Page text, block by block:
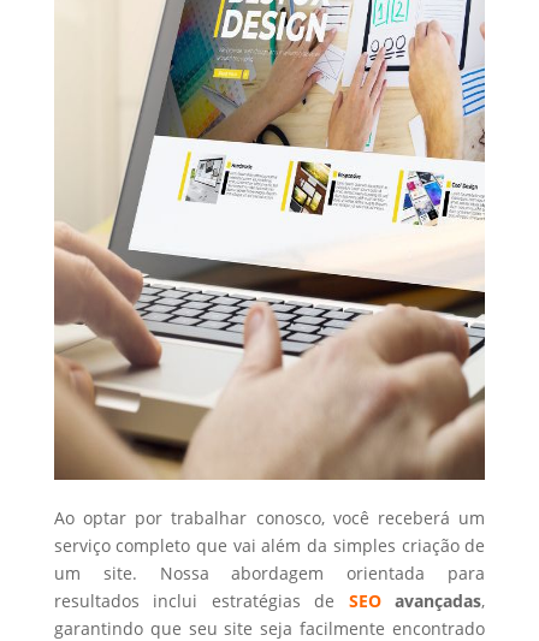
Ao optar por trabalhar conosco, você receberá um
serviço completo que vai além da simples criação de
um site. Nossa abordagem orientada para
resultados inclui estratégias de SEOavançadas,
garantindo que seu site seja facilmente encontrado